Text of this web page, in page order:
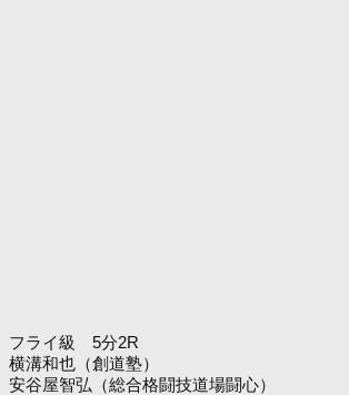
フライ級 5分2R
横溝和也（創道塾）
安谷屋智弘（総合格闘技道場闘心）